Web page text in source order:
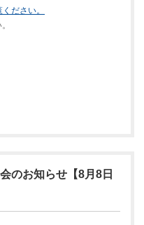
ださい。
のお知らせ【8月8日